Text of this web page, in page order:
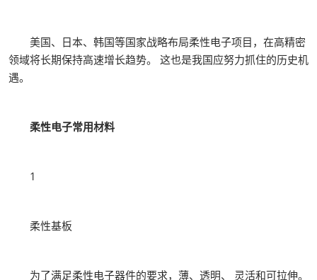
美国、日本、韩国等国家战略布局柔性电子项目，在高精密
领域将长期保持高速增长趋势。 这也是我国应努力抓住的历史机
遇。
柔性电子常用材料
1
柔性基板
为了满足柔性电子器件的要求，薄、透明、 灵活和可拉伸。